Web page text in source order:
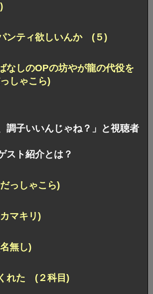
ンティ欲しいんか (５)
なしのOPの坊やが龍の代役を
しゃこら)
調子いいんじゃね？」と視聴者
スト紹介とは？
っしゃこら)
マキリ)
無し)
れた (２科目)